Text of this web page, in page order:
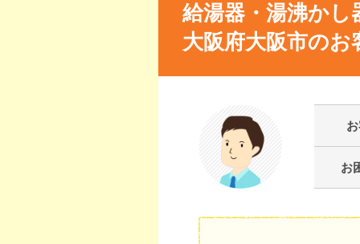
給湯器・湯沸かし
大阪府大阪市のお
お